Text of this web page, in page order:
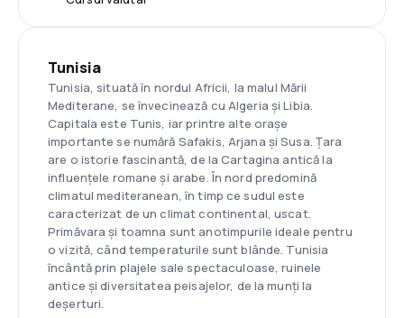
Tunisia
Tunisia, situată în nordul Africii, la malul Mării
Mediterane, se învecinează cu Algeria și Libia.
Capitala este Tunis, iar printre alte orașe
importante se numără Safakis, Arjana și Susa. Țara
are o istorie fascinantă, de la Cartagina antică la
influențele romane și arabe. În nord predomină
climatul mediteranean, în timp ce sudul este
caracterizat de un climat continental, uscat.
Primăvara și toamna sunt anotimpurile ideale pentru
o vizită, când temperaturile sunt blânde. Tunisia
încântă prin plajele sale spectaculoase, ruinele
antice și diversitatea peisajelor, de la munți la
deșerturi.